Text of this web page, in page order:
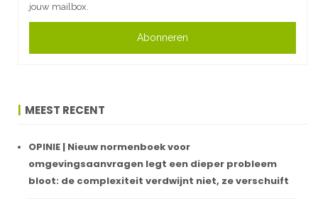
jouw mailbox.
Abonneren
MEEST RECENT
OPINIE | Nieuw normenboek voor
omgevingsaanvragen legt een dieper probleem
bloot: de complexiteit verdwijnt niet, ze verschuift